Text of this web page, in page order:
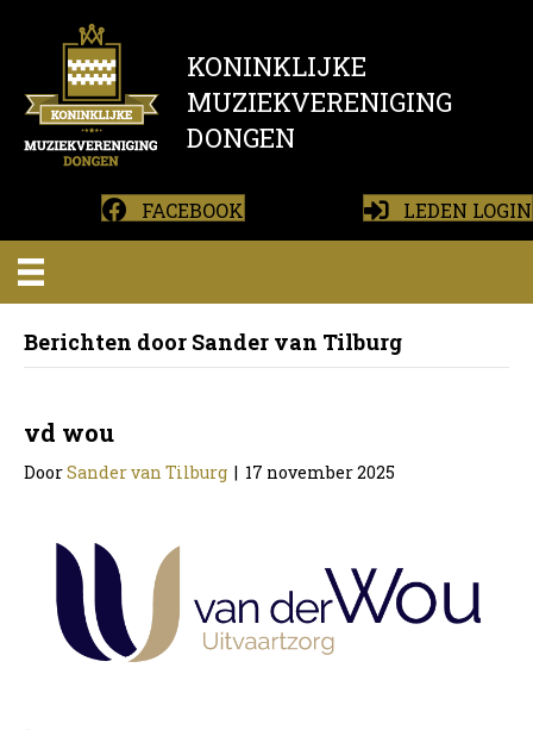
KONINKLIJKE
MUZIEKVERENIGING
DONGEN
FACEBOOK LEDEN LOGIN
Berichten door Sander van Tilburg
vd wou
DoorSander van Tilburg | 17 november 2025